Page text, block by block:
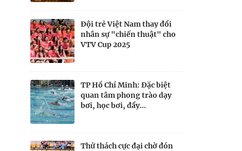
Đội trẻ Việt Nam thay đổi
nhân sự "chiến thuật" cho
VTV Cup 2025
TP Hồ Chí Minh: Đặc biệt
quan tâm phong trào dạy
bơi, học bơi, đẩy...
Thử thách cực đại chờ đón